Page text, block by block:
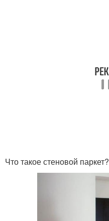
Что такое стеновой паркет?